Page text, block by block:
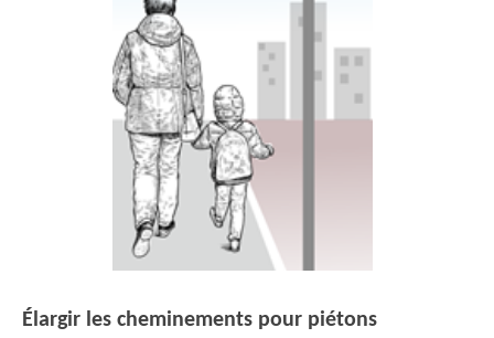
Élargir les cheminements pour piétons